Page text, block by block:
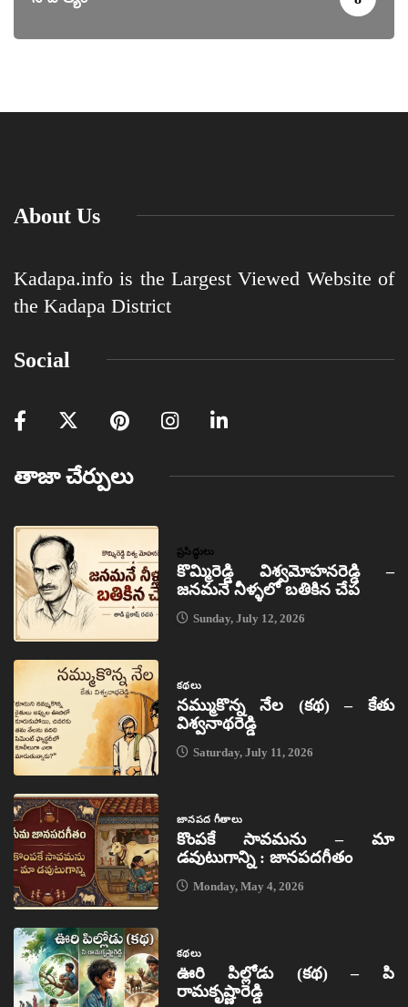
About Us
Kadapa.info is the Largest Viewed Website of
the Kadapa District
Social
తాజా చేర్పులు
ప్రసిద్ధులు
కొమ్మిరెడ్డి విశ్వమోహనరెడ్డి –
జనమనే నీళ్ళలో బతికిన చేప
Sunday, July 12, 2026
కథలు
నమ్ముకొన్న నేల (కథ) – కేతు
విశ్వనాథరెడ్డి
Saturday, July 11, 2026
జానపద గీతాలు
కొంపకే సావమను – మా
డవుటుగాన్ని : జానపదగీతం
Monday, May 4, 2026
కథలు
ఊరి పిల్లోడు (కథ) – పి
రామకృష్ణారెడ్డి